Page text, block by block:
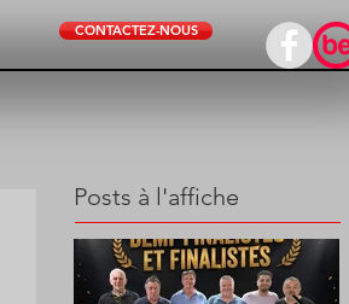
CONTACTEZ-NOUS
Posts à l'affiche